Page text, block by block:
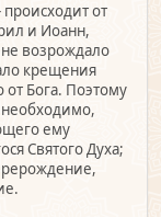
от
и Иоанн,
возрождало
крещения
Бога. Поэтому
ему
Святого Духа;